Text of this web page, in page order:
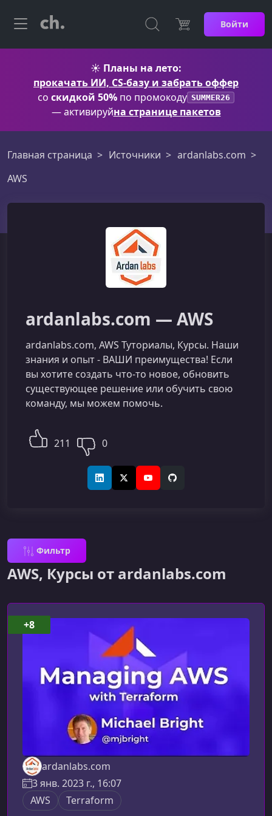
Войти
☀️ Планы на лето:
прокачать ИИ, CS-базу и забрать оффер
со скидкой 50% по промокоду SUMMER26
— активируйна странице пакетов
Главная страница Источники
ardanlabs.com
AWS
ardanlabs.com — AWS
ardanlabs.com, AWS Туториалы, Курсы. Наши
знания и опыт - ВАШИ преимущества! Если
вы хотите создать что-то новое, обновить
существующее решение или обучить свою
команду, мы можем помочь.
211 0
LinkedInX (Twitter)YouTubeGitHub
Фильтр
AWS, Курсы от ardanlabs.com
ardanlabs.com
3 янв. 2023 г., 16:07
AWS
Terraform
+8